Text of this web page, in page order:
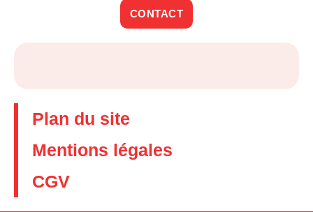
CONTACT
Plan du site
Mentions légales
CGV